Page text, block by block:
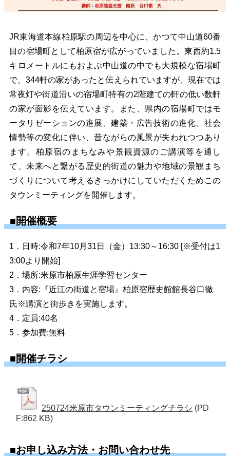
JR東海道本線柏原駅の周辺を中心に、かつて中山道60番
目の宿場町として柏原宿が広がっていました。東西約1.5
キロメートルにもおよぶ中山道の中でも大規模な宿場町
で、344軒の家があったと伝えられていますが、現在では
常夜灯や街道沿いの宿場町特有の2階建ての軒の低い数軒
の家が面影を伝えています。また、県内の宿場町ではモ
ータリゼーションの進展、建築・広告技術の進化、社会
情勢等の変化に伴い、昔ながらの風景が失われつつあり
ます。柏原宿のまちなみや景観資源のご講演等を通し
て、未来へと繋がる歴史的街道の魅力や地域の景観まち
づくりについて考えるきっかけにしていただくためこの
タウンミーティングを開催します。
■開催概要
1．日時:令和7年10月31日（金）13:30～16:30 [※受付は1
3:00より開始]
2．場所:米原市柏原生涯学習センター
3．内容:『近江の街道と宿場』柏原宿歴史館館長谷口徹
氏※講演と街歩きを実施します。
4．定員:40名
5．参加費:無料
■開催チラシ
250724米原市タウンミーティングチラシ (PD
F:862 KB)
■お申し込み方法・お問い合わせ先